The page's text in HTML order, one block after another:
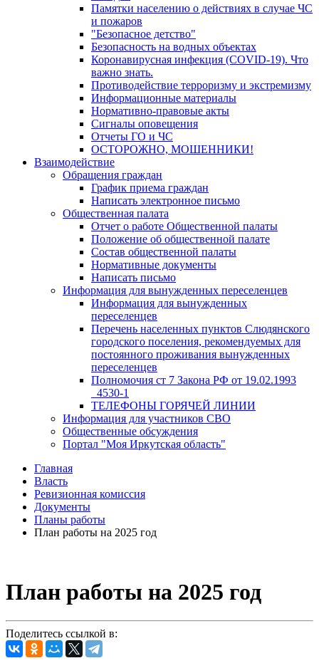
Памятки населению о действиях в случае ЧС
и пожаров
"Безопасное детство"
Безопасность на водных объектах
Коронавирусная инфекция (COVID-19). Что
важно знать.
Противодействие терроризму и экстремизму
Информационные материалы
Нормативно-правовые акты
Сигналы оповещения
Отчеты ГО и ЧС
ОСТОРОЖНО, МОШЕННИКИ!
Взаимодействие
Обращения граждан
График приема граждан
Написать электронное письмо
Общественная палата
Отчет о работе Общественной палаты
Положение об общественной палате
Состав общественной палаты
Нормативные документы
Написать письмо
Информация для вынужденных переселенцев
Информация для вынужденных
переселенцев
Перечень населенных пунктов Слюдянского
городского поселения, рекомендуемых для
постоянного проживания вынужденных
переселенцев
Полномочия ст 7 Закона РФ от 19.02.1993
_4530-1
ТЕЛЕФОНЫ ГОРЯЧЕЙ ЛИНИИ
Информация для участников СВО
Общественные обсуждения
Портал "Моя Иркутская область"
Главная
Власть
Ревизионная комиссия
Документы
Планы работы
План работы на 2025 год
План работы на 2025 год
Поделитесь ссылкой в: